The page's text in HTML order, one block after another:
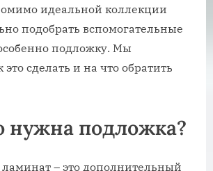
идеальной коллекции
подобрать вспомогательные
подложку. Мы
сделать и на что обратить
нужна подложка?
– это дополнительный